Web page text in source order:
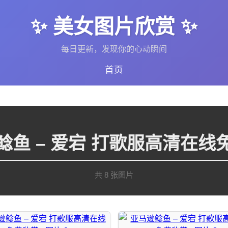
✨ 美女图片欣赏 ✨
每日更新，发现你的心动瞬间
首页
鱼 – 爱宕 打歌服高清在线
共 8 张图片